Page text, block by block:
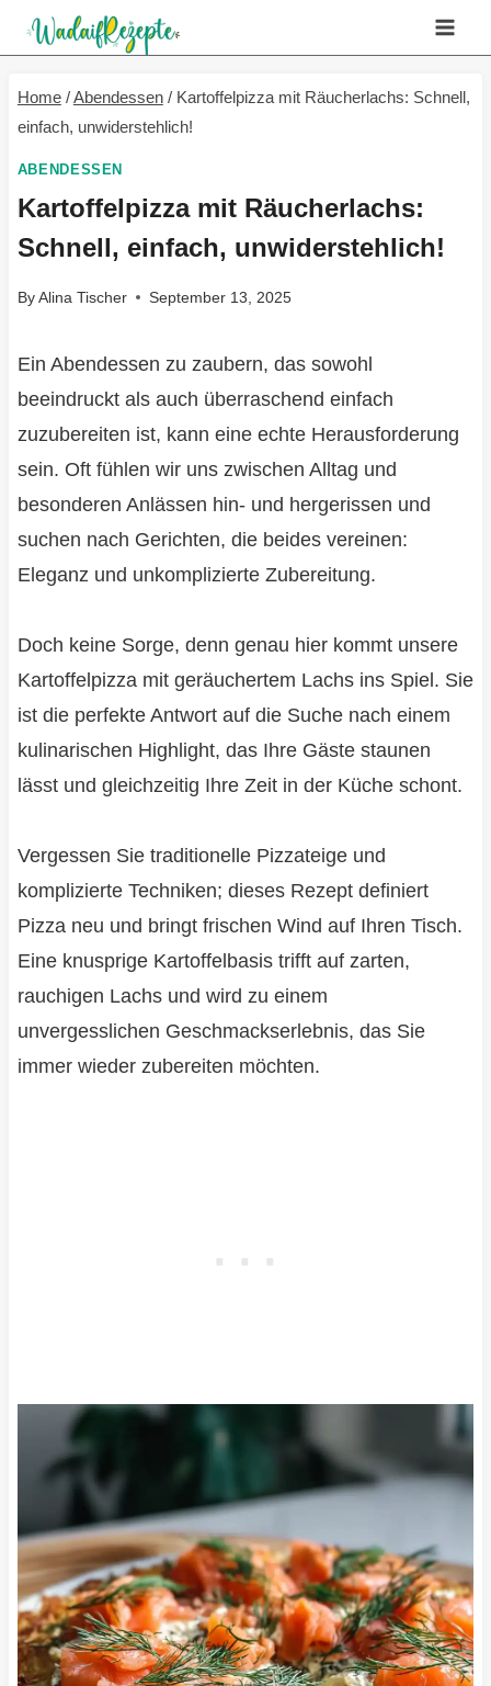
Skip
to
content
Home /Abendessen / Kartoffelpizza mit Räucherlachs: Schnell,
einfach, unwiderstehlich!
ABENDESSEN
Kartoffelpizza mit Räucherlachs:
Schnell, einfach, unwiderstehlich!
ByAlina Tischer September 13, 2025
Ein Abendessen zu zaubern, das sowohl
beeindruckt als auch überraschend einfach
zuzubereiten ist, kann eine echte Herausforderung
sein. Oft fühlen wir uns zwischen Alltag und
besonderen Anlässen hin- und hergerissen und
suchen nach Gerichten, die beides vereinen:
Eleganz und unkomplizierte Zubereitung.
Doch keine Sorge, denn genau hier kommt unsere
Kartoffelpizza mit geräuchertem Lachs ins Spiel. Sie
ist die perfekte Antwort auf die Suche nach einem
kulinarischen Highlight, das Ihre Gäste staunen
lässt und gleichzeitig Ihre Zeit in der Küche schont.
Vergessen Sie traditionelle Pizzateige und
komplizierte Techniken; dieses Rezept definiert
Pizza neu und bringt frischen Wind auf Ihren Tisch.
Eine knusprige Kartoffelbasis trifft auf zarten,
rauchigen Lachs und wird zu einem
unvergesslichen Geschmackserlebnis, das Sie
immer wieder zubereiten möchten.